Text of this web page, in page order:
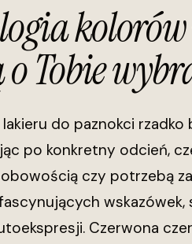
Tobie
do paznokci
po konkretny odcień,
czy potrzebą
Czerwona